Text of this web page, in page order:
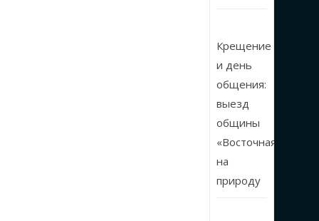
Крещение
и день
общения:
выезд
общины
«Восточная»
на
природу